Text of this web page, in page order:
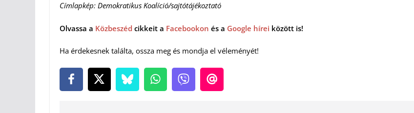
Címlapkép: Demokratikus Koalíció/sajtótájékoztató
Olvassa a Közbeszéd cikkeit a Facebookon és a Google hírei között is!
Ha érdekesnek találta, ossza meg és mondja el véleményét!